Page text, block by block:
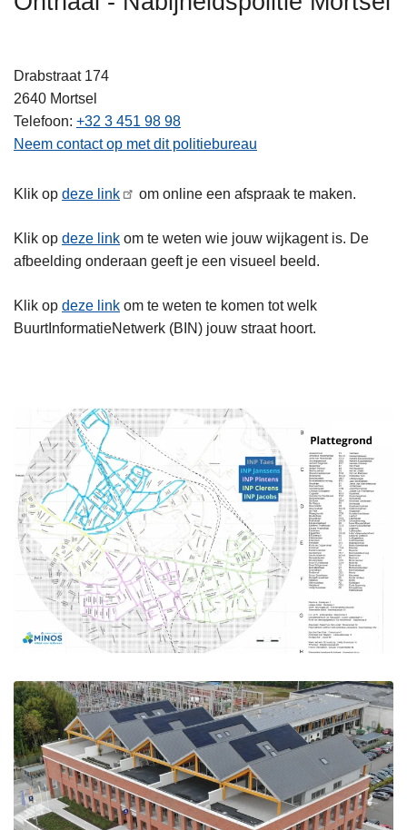
Drabstraat 174
2640 Mortsel
Telefoon +32 3 451 98 98
Neem contact op met dit politiebureau
Klik op deze link om online een afspraak te maken.
Klik op deze link om te weten wie jouw wijkagent is. De
afbeelding onderaan geeft je een visueel beeld.
Klik op deze link om te weten te komen tot welk
BuurtInformatieNetwerk (BIN) jouw straat hoort.